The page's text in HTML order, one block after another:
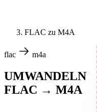
FLAC zu M4A
flac m4a
UMWANDELN
FLAC → M4A